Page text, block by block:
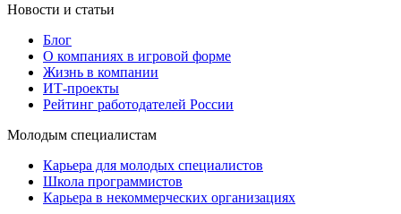
Новости и статьи
Блог
О компаниях в игровой форме
Жизнь в компании
ИТ-проекты
Рейтинг работодателей России
Молодым специалистам
Карьера для молодых специалистов
Школа программистов
Карьера в некоммерческих организациях